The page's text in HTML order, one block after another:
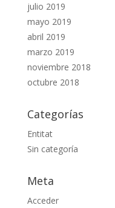
julio 2019
mayo 2019
abril 2019
marzo 2019
noviembre 2018
octubre 2018
Categorías
Entitat
Sin categoría
Meta
Acceder